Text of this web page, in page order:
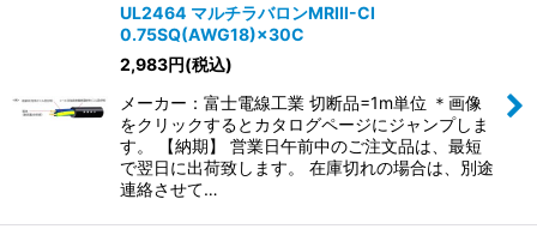
UL2464 マルチラバロンMRIII-CI
0.75SQ(AWG18)×30C
2,983円(税込)
メーカー：富士電線工業 切断品=1m単位 ＊画像
をクリックするとカタログページにジャンプしま
す。 【納期】 営業日午前中のご注文品は、最短
で翌日に出荷致します。 在庫切れの場合は、別途
連絡させて…